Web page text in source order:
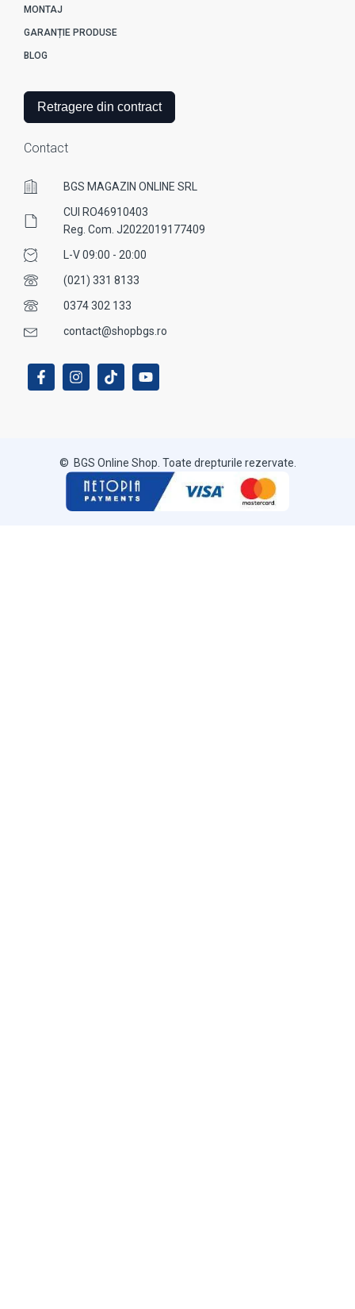
MONTAJ
GARANȚIE PRODUSE
BLOG
Retragere din contract
Contact
BGS MAGAZIN ONLINE SRL
CUI RO46910403
Reg. Com. J2022019177409
L-V 09:00 - 20:00
(021) 331 8133
0374 302 133
contact@shopbgs.ro
© BGS Online Shop. Toate drepturile rezervate.